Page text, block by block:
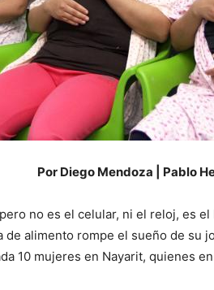
Por Diego Mendoza | Pablo
no es el celular, ni el reloj, es
de alimento rompe el sueño de su
10 mujeres en Nayarit, quienes